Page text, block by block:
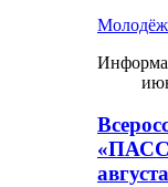
августа